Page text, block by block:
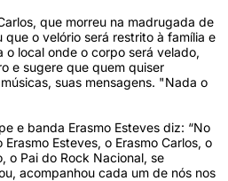
que morreu na madrugada de
que o velório será restrito à família e
o local onde o corpo será velado,
e sugere que quem quiser
suas mensagens. "Nada o
e banda Erasmo Esteves diz: “No
Esteves, o Erasmo Carlos, o
o Pai do Rock Nacional, se
acompanhou cada um de nós nos